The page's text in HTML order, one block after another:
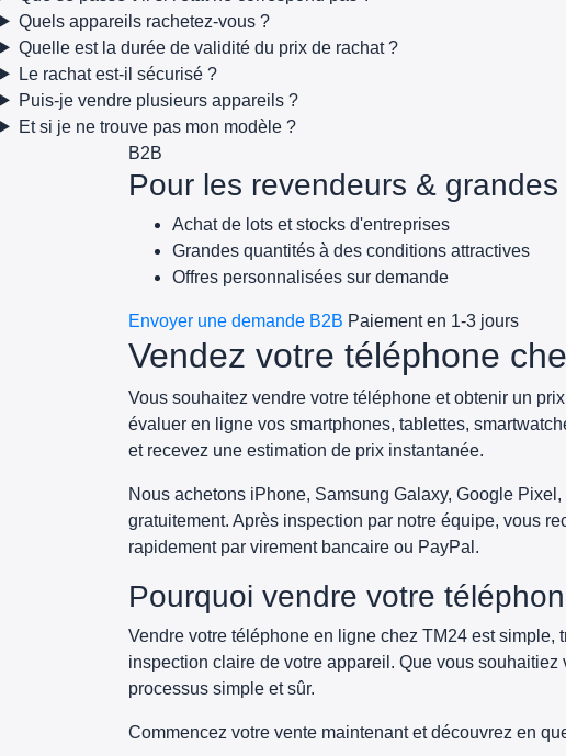
Quels appareils rachetez-vous ?
Quelle est la durée de validité du prix de rachat ?
Le rachat est-il sécurisé ?
Puis-je vendre plusieurs appareils ?
Et si je ne trouve pas mon modèle ?
B2B
Pour les revendeurs &
Achat de lots et stocks d'entreprises
Grandes quantités à des conditions attractives
Offres personnalisées sur demande
Envoyer une demande B2B Paiement en 1-3 jours
Vendez votre téléphone
Vous souhaitez vendre votre téléphone et obtenir un
évaluer en ligne vos smartphones, tablettes,
et recevez une estimation de prix instantanée.
Nous achetons iPhone, Samsung Galaxy, Google
gratuitement. Après inspection par notre équipe, vous
rapidement par virement bancaire ou PayPal.
Pourquoi vendre votre
Vendre votre téléphone en ligne chez TM24 est
inspection claire de votre appareil. Que vous
processus simple et sûr.
Commencez votre vente maintenant et découvrez en